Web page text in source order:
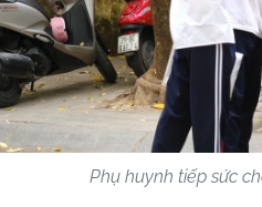
Phụ huynh tiếp sức